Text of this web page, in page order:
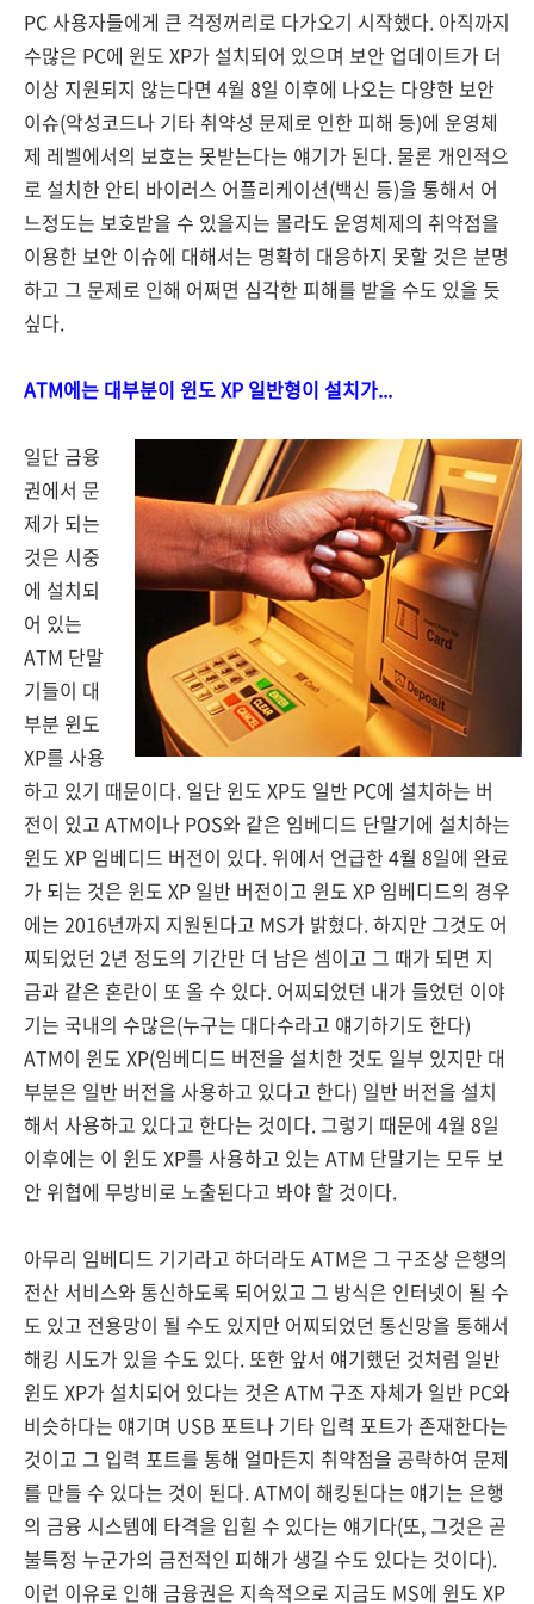
PC 사용자들에게 큰 걱정꺼리로 다가오기 시작했다. 아직까지
수많은 PC에 윈도 XP가 설치되어 있으며 보안 업데이트가 더
이상 지원되지 않는다면 4월 8일 이후에 나오는 다양한 보안
이슈(악성코드나 기타 취약성 문제로 인한 피해 등)에 운영체
제 레벨에서의 보호는 못받는다는 얘기가 된다. 물론 개인적으
로 설치한 안티 바이러스 어플리케이션(백신 등)을 통해서 어
느정도는 보호받을 수 있을지는 몰라도 운영체제의 취약점을
이용한 보안 이슈에 대해서는 명확히 대응하지 못할 것은 분명
하고 그 문제로 인해 어쩌면 심각한 피해를 받을 수도 있을 듯
싶다.
ATM에는 대부분이 윈도 XP 일반형이 설치가...
일단 금융
권에서 문
제가 되는
것은 시중
에 설치되
어 있는
ATM 단말
기들이 대
부분 윈도
XP를 사용
하고 있기 때문이다. 일단 윈도 XP도 일반 PC에 설치하는 버
전이 있고 ATM이나 POS와 같은 임베디드 단말기에 설치하는
윈도 XP 임베디드 버전이 있다. 위에서 언급한 4월 8일에 완료
가 되는 것은 윈도 XP 일반 버전이고 윈도 XP 임베디드의 경우
에는 2016년까지 지원된다고 MS가 밝혔다. 하지만 그것도 어
찌되었던 2년 정도의 기간만 더 남은 셈이고 그 때가 되면 지
금과 같은 혼란이 또 올 수 있다. 어찌되었던 내가 들었던 이야
기는 국내의 수많은(누구는 대다수라고 얘기하기도 한다)
ATM이 윈도 XP(임베디드 버전을 설치한 것도 일부 있지만 대
부분은 일반 버전을 사용하고 있다고 한다) 일반 버전을 설치
해서 사용하고 있다고 한다는 것이다. 그렇기 때문에 4월 8일
이후에는 이 윈도 XP를 사용하고 있는 ATM 단말기는 모두 보
안 위협에 무방비로 노출된다고 봐야 할 것이다.
아무리 임베디드 기기라고 하더라도 ATM은 그 구조상 은행의
전산 서비스와 통신하도록 되어있고 그 방식은 인터넷이 될 수
도 있고 전용망이 될 수도 있지만 어찌되었던 통신망을 통해서
해킹 시도가 있을 수도 있다. 또한 앞서 얘기했던 것처럼 일반
윈도 XP가 설치되어 있다는 것은 ATM 구조 자체가 일반 PC와
비슷하다는 얘기며 USB 포트나 기타 입력 포트가 존재한다는
것이고 그 입력 포트를 통해 얼마든지 취약점을 공략하여 문제
를 만들 수 있다는 것이 된다. ATM이 해킹된다는 얘기는 은행
의 금융 시스템에 타격을 입힐 수 있다는 얘기다(또, 그것은 곧
불특정 누군가의 금전적인 피해가 생길 수도 있다는 것이다).
이런 이유로 인해 금융권은 지속적으로 지금도 MS에 윈도 XP